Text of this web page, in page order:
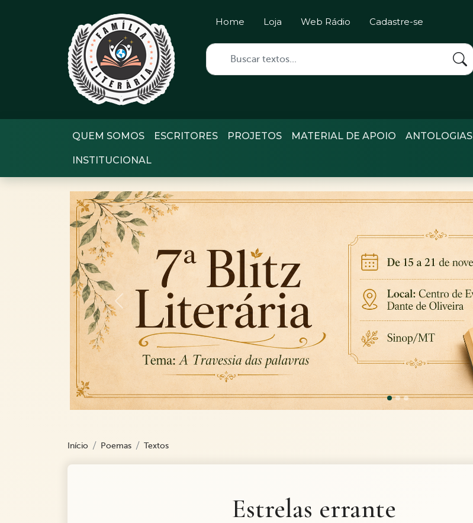
Home Loja Web Rádio Cadastre-se
QUEM SOMOS ESCRITORES PROJETOS MATERIAL DE APOIO ANTOLOGIAS
INSTITUCIONAL
Previous
Início Poemas Textos
Estrelas errante